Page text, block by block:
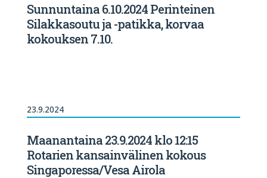
Sunnuntaina 6.10.2024 Perinteinen
Silakkasoutu ja -patikka, korvaa
kokouksen 7.10.
23.9.2024
Maanantaina 23.9.2024 klo 12:15
Rotarien kansainvälinen kokous
Singaporessa/Vesa Airola